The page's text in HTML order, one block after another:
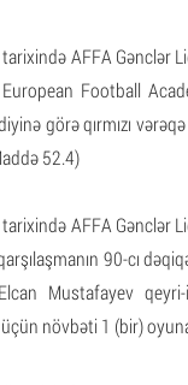
AFFA Gənclər
Football
görə qırmızı
52.4)
AFFA Gənclər
90-cı
Mustafayev
üçün növbəti 1 (bir)